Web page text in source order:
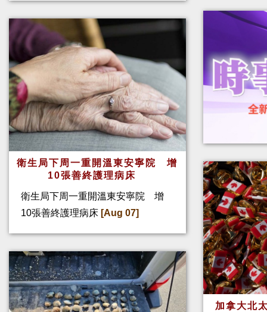
衛生局下周一重開溫東安寧院 增
10張善終護理病床
衛生局下周一重開溫東安寧院 增
10張善終護理病床 [Aug 07]
加拿大北